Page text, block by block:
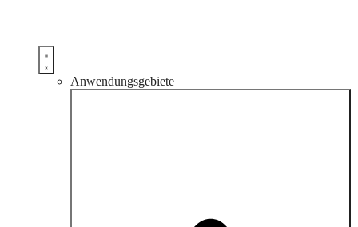
Anwendungsgebiete